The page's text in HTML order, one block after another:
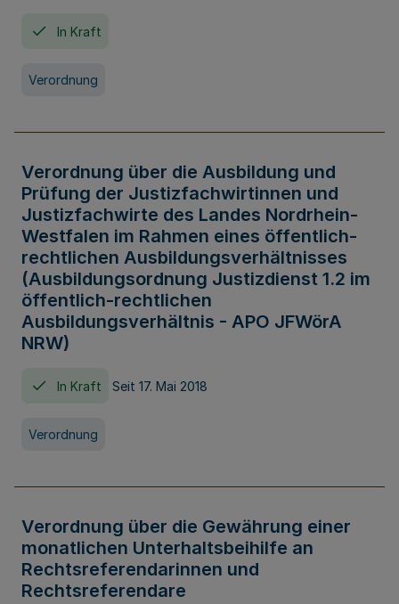
In Kraft
Verordnung
Verordnung über die Ausbildung und
Prüfung der Justizfachwirtinnen und
Justizfachwirte des Landes Nordrhein-
Westfalen im Rahmen eines öffentlich-
rechtlichen Ausbildungsverhältnisses
(Ausbildungsordnung Justizdienst 1.2 im
öffentlich-rechtlichen
Ausbildungsverhältnis - APO JFWörA
NRW)
In Kraft Seit 17. Mai 2018
Verordnung
Verordnung über die Gewährung einer
monatlichen Unterhaltsbeihilfe an
Rechtsreferendarinnen und
Rechtsreferendare